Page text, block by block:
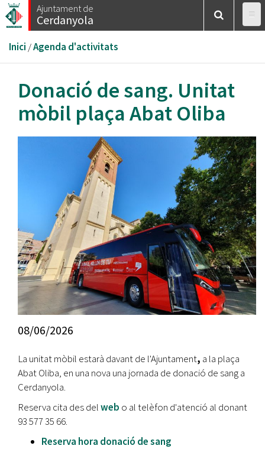
Vés
al
Ajuntament de
Cerdanyola
Esteu
aquí
Inici /Agenda d'activitats
Donació de sang. Unitat
mòbil plaça Abat Oliba
08/06/2026
La unitat mòbil estarà davant de l'Ajuntament, a la plaça
Abat Oliba, en una nova una jornada de donació de sang a
Cerdanyola.
Reserva cita des delweb o al telèfon d'atenció al donant
93 577 35 66.
Reserva hora donació de sang